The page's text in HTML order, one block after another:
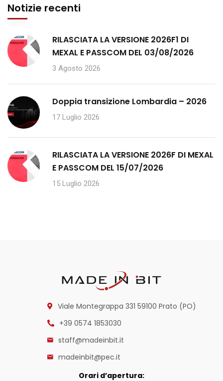
Notizie recenti
RILASCIATA LA VERSIONE 2026F1 DI
MEXAL E PASSCOM DEL 03/08/2026
3 Agosto 2026
Doppia transizione Lombardia – 2026
17 Luglio 2026
RILASCIATA LA VERSIONE 2026F DI MEXAL
E PASSCOM DEL 15/07/2026
15 Luglio 2026
Viale Montegrappa 331 59100 Prato (PO)
+39 0574 1853030
staff@madeinbit.it
madeinbit@pec.it
Orari d’apertura: